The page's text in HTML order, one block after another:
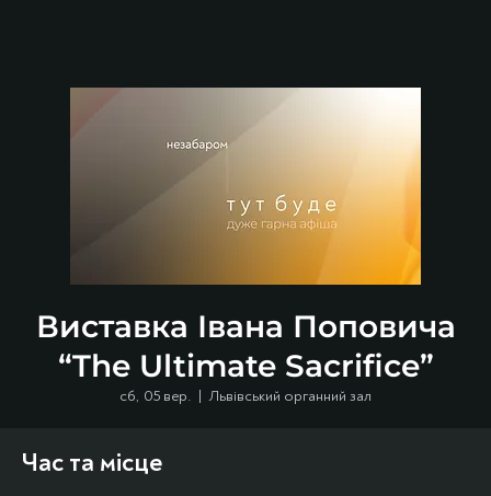
Виставка Івана Поповича
“The Ultimate Sacrifice”
сб, 05 вер.
  |
Львівський органний зал
Час та місце